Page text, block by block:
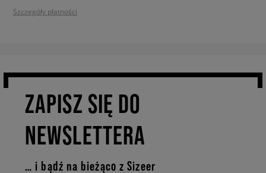
Szczegóły płatności
ZAPISZ SIĘ DO
NEWSLETTERA
… i bądź na bieżąco z Sizeer